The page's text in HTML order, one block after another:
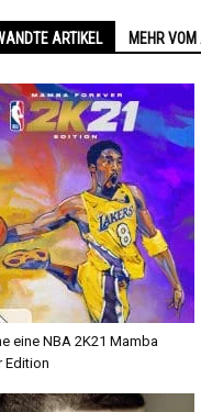
ARTIKEL MEHR
eine NBA 2K21 Mamba
Edition